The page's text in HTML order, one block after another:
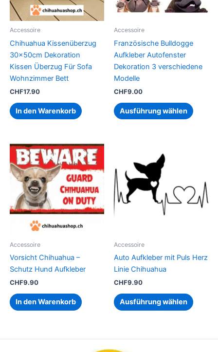
Accessoire
Chihuahua Kissenüberzug
30x50cm Dekoration
Kissen Überzug Für Sofa
Wohnzimmer Bett
CHF17.90
In den Warenkorb
Accessoire
Französische Bulldogge
Aufkleber Autofenster
Dekoration 3 verschiedene
Modelle
CHF9.00
Ausführung wählen
Die
der
Accessoire
Vorsicht Chihuahua –
Schutz Hund Aufkleber
CHF9.90
In den Warenkorb
Accessoire
Auto Aufkleber mit Puls Herz
Linie Chihuahua
CHF9.90
Ausführung wählen
auf.
der
werden